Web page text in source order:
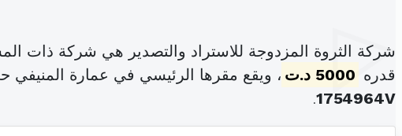
شركة الثروة المزدوجة للاستراد والتصدير هي شركة ذات
قدره 5000 د.ت ، ويقع مقرها الرئيسي في عمارة المنيفي
1754964V
.